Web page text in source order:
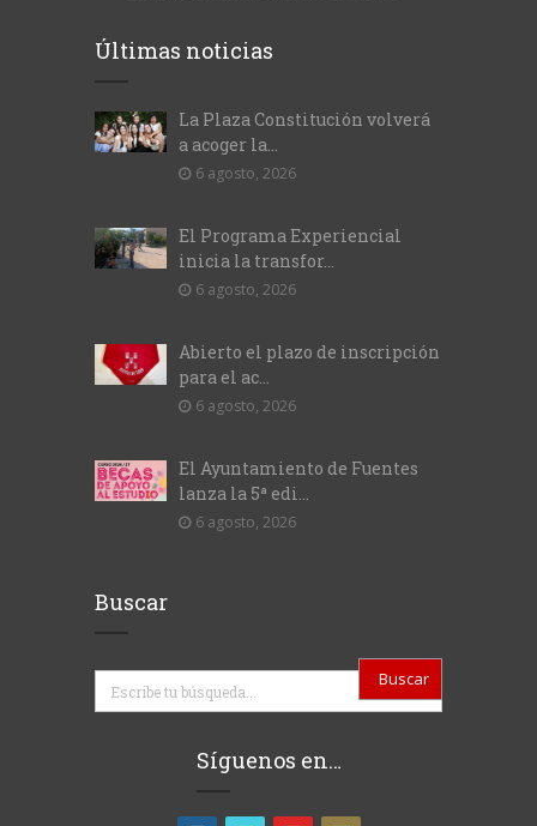
Últimas noticias
La Plaza Constitución volverá
a acoger la...
6 agosto, 2026
El Programa Experiencial
inicia la transfor...
6 agosto, 2026
Abierto el plazo de inscripción
para el ac...
6 agosto, 2026
El Ayuntamiento de Fuentes
lanza la 5ª edi...
6 agosto, 2026
Buscar
Buscar
Síguenos en…